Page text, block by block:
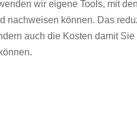
wir eigene Tools, mit
nachweisen können. Das
auch die Kosten damit